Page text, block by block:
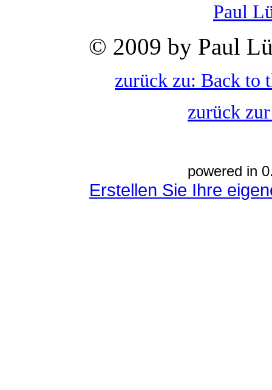
Paul
© 2009 by Paul
zurück zu: Back to
zurück
powered in
Erstellen Sie Ihre